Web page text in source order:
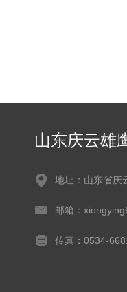
山东庆云雄
地址：山东省庆
邮箱：
传真：0534-